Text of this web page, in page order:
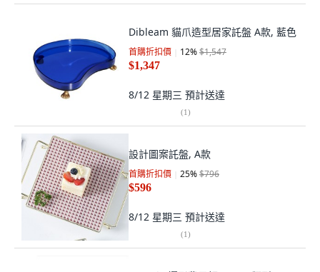
Dibleam 貓爪造型居家託盤 A款, 藍色
首購折扣價 12%$1,547
$1,347
8/12 星期三 預計送達
(1)
設計圖案託盤, A款
首購折扣價 25%$796
$596
8/12 星期三 預計送達
(1)